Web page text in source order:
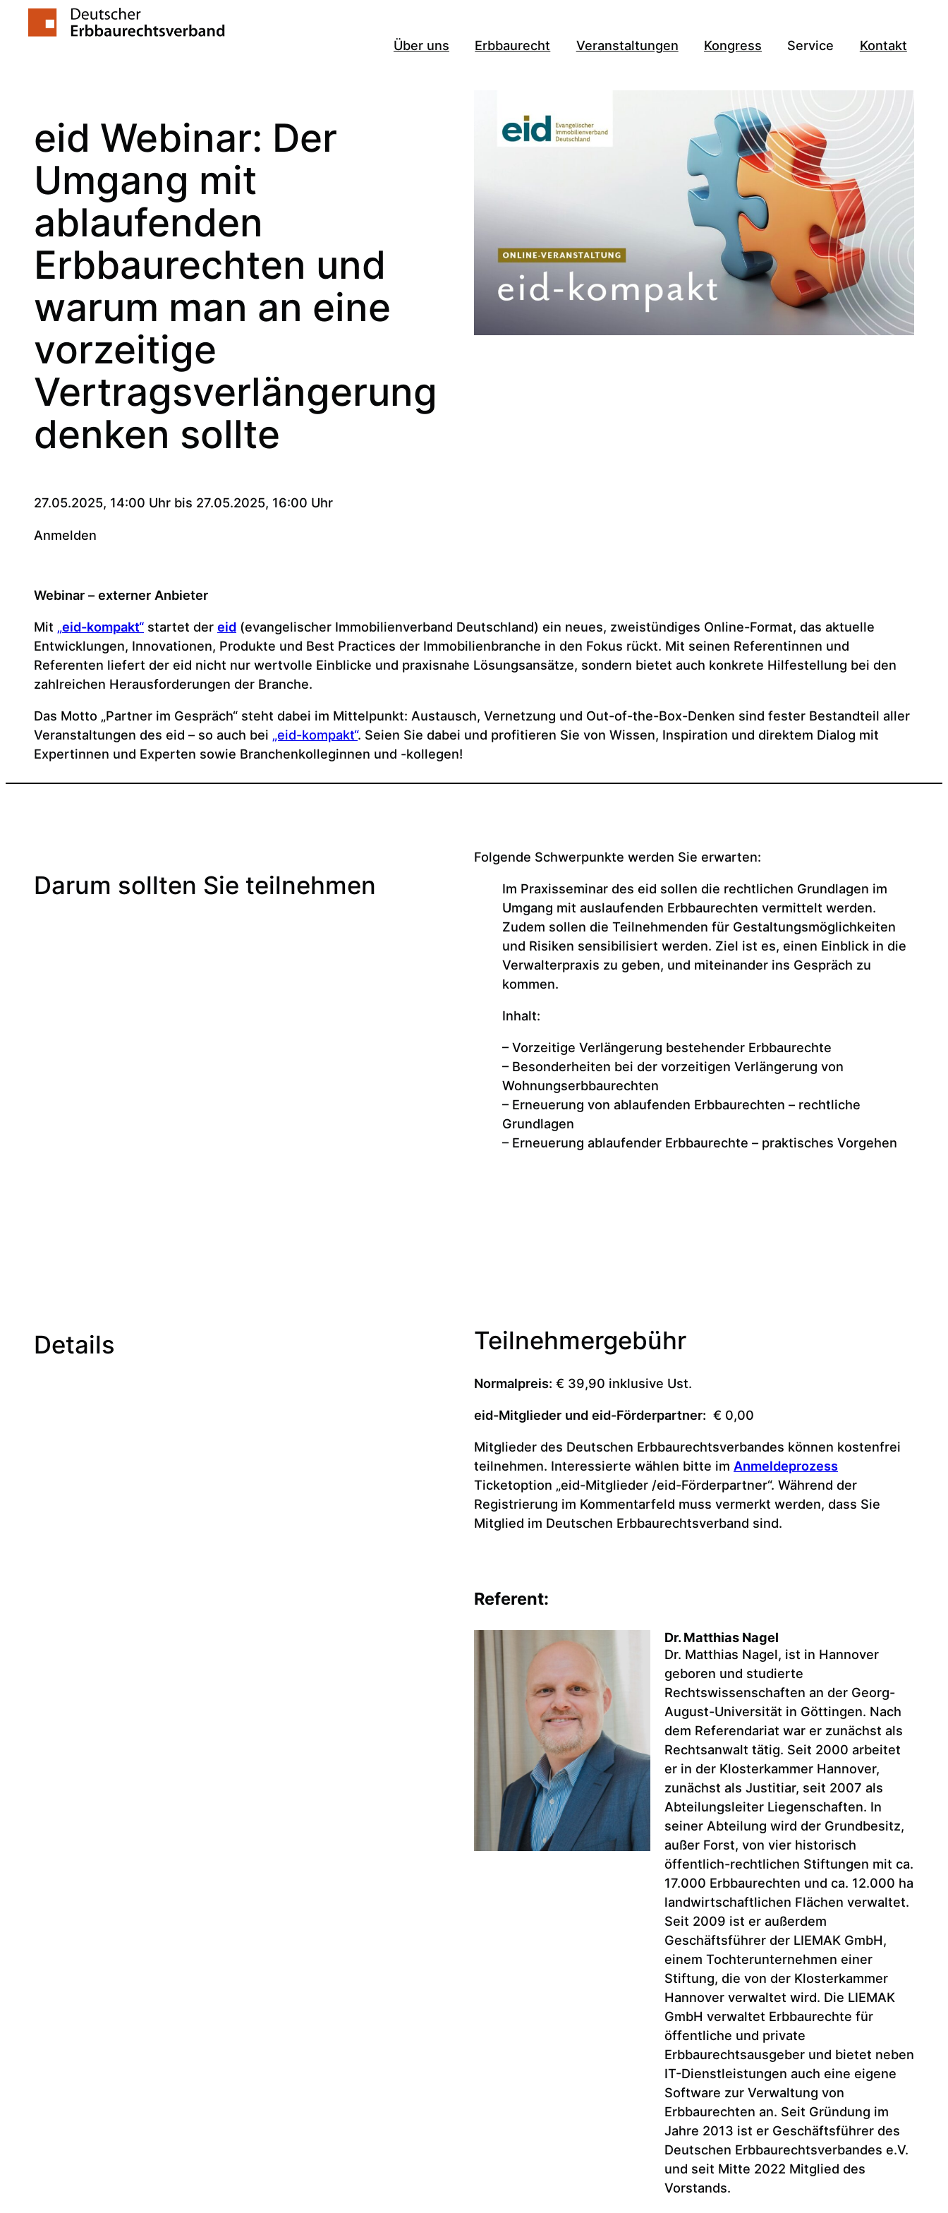
Inhalt
Über uns Erbbaurecht Veranstaltungen Kongress Service Kontakt
eid Webinar: Der
Umgang mit
ablaufenden
Erbbaurechten und
warum man an eine
vorzeitige
Vertragsverlängerung
denken sollte
27.05.2025, 14:00 Uhr bis 27.05.2025, 16:00 Uhr
Anmelden
Webinar – externer Anbieter
Mit „eid-kompakt“ startet der eid (evangelischer Immobilienverband Deutschland) ein neues, zweistündiges Online-Format, das aktuelle
Entwicklungen, Innovationen, Produkte und Best Practices der Immobilienbranche in den Fokus rückt. Mit seinen Referentinnen und
Referenten liefert der eid nicht nur wertvolle Einblicke und praxisnahe Lösungsansätze, sondern bietet auch konkrete Hilfestellung bei den
zahlreichen Herausforderungen der Branche.
Das Motto „Partner im Gespräch“ steht dabei im Mittelpunkt: Austausch, Vernetzung und Out-of-the-Box-Denken sind fester Bestandteil aller
Veranstaltungen des eid – so auch bei „eid-kompakt“. Seien Sie dabei und profitieren Sie von Wissen, Inspiration und direktem Dialog mit
Expertinnen und Experten sowie Branchenkolleginnen und -kollegen!
Darum sollten Sie teilnehmen
Folgende Schwerpunkte werden Sie erwarten:
Im Praxisseminar des eid sollen die rechtlichen Grundlagen im
Umgang mit auslaufenden Erbbaurechten vermittelt werden.
Zudem sollen die Teilnehmenden für Gestaltungsmöglichkeiten
und Risiken sensibilisiert werden. Ziel ist es, einen Einblick in die
Verwalterpraxis zu geben, und miteinander ins Gespräch zu
kommen.
Inhalt:
– Vorzeitige Verlängerung bestehender Erbbaurechte
– Besonderheiten bei der vorzeitigen Verlängerung von
Wohnungserbbaurechten
– Erneuerung von ablaufenden Erbbaurechten – rechtliche
Grundlagen
– Erneuerung ablaufender Erbbaurechte – praktisches Vorgehen
Details Teilnehmergebühr
Normalpreis: € 39,90 inklusive Ust.
eid-Mitglieder und eid-Förderpartner: € 0,00
Mitglieder des Deutschen Erbbaurechtsverbandes können kostenfrei
teilnehmen. Interessierte wählen bitte im Anmeldeprozess
Ticketoption „eid-Mitglieder /eid-Förderpartner“. Während der
Registrierung im Kommentarfeld muss vermerkt werden, dass Sie
Mitglied im Deutschen Erbbaurechtsverband sind.
Referent:
Dr. Matthias Nagel
Dr. Matthias Nagel, ist in Hannover
geboren und studierte
Rechtswissenschaften an der Georg-
August-Universität in Göttingen. Nach
dem Referendariat war er zunächst als
Rechtsanwalt tätig. Seit 2000 arbeitet
er in der Klosterkammer Hannover,
zunächst als Justitiar, seit 2007 als
Abteilungsleiter Liegenschaften. In
seiner Abteilung wird der Grundbesitz,
außer Forst, von vier historisch
öffentlich-rechtlichen Stiftungen mit ca.
17.000 Erbbaurechten und ca. 12.000 ha
landwirtschaftlichen Flächen verwaltet.
Seit 2009 ist er außerdem
Geschäftsführer der LIEMAK GmbH,
einem Tochterunternehmen einer
Stiftung, die von der Klosterkammer
Hannover verwaltet wird. Die LIEMAK
GmbH verwaltet Erbbaurechte für
öffentliche und private
Erbbaurechtsausgeber und bietet neben
IT-Dienstleistungen auch eine eigene
Software zur Verwaltung von
Erbbaurechten an. Seit Gründung im
Jahre 2013 ist er Geschäftsführer des
Deutschen Erbbaurechtsverbandes e.V.
und seit Mitte 2022 Mitglied des
Vorstands.